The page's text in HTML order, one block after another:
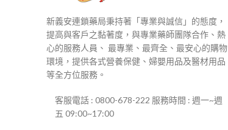
新義安連鎖藥局秉持著「專業與誠信」的態度，
提高與客戶之黏著度，與專業藥師團隊合作、熱
心的服務人員、 最專業、最齊全、最安心的購物
環境，提供各式營養保健、婦嬰用品及醫材用品
等全方位服務。
客服電話 : 0800-678-222 服務時間 : 週一~週
五 09:00~17:00